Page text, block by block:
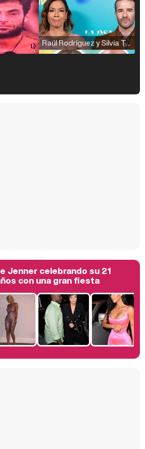
Raúl Rodríguez y Silvia Taulés nos cuentan su papel en 'La familia de la tele'
Manu Baqueiro: "Tuve como referente a Bruce Willis en 'Luz de Luna' para mi trabajo en la serie 'Perdiendo el juicio'"
Jenner celebrando su 21
con una gran fiesta